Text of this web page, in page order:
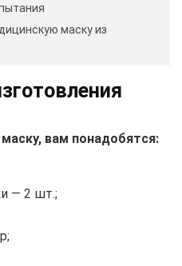
маску из
вам понадобятся:
— 2 шт.;